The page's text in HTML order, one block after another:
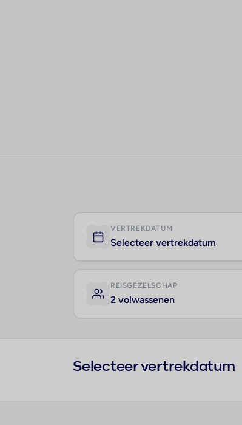
VERTREKDATUM
Selecteer vertrekdatum
REISGEZELSCHAP
2 volwassenen
Selecteer vertrekdatum